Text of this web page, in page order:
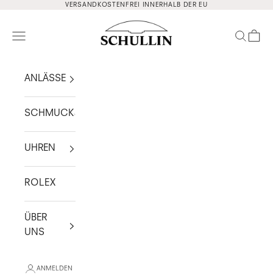
Zum Inhalt springenVERSANDKOSTENFREI INNERHALB DER EU
Schullin
Navigationsmenü öffnen
Suche
ANLÄSSE
SCHMUCK
UHREN
ROLEX
ÜBER
UNS
ANMELDEN